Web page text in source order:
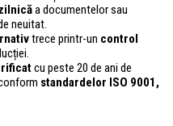
a documentelor sau
neuitat.
trece printr-un control
cu peste 20 de ani de
standardelor ISO 9001,